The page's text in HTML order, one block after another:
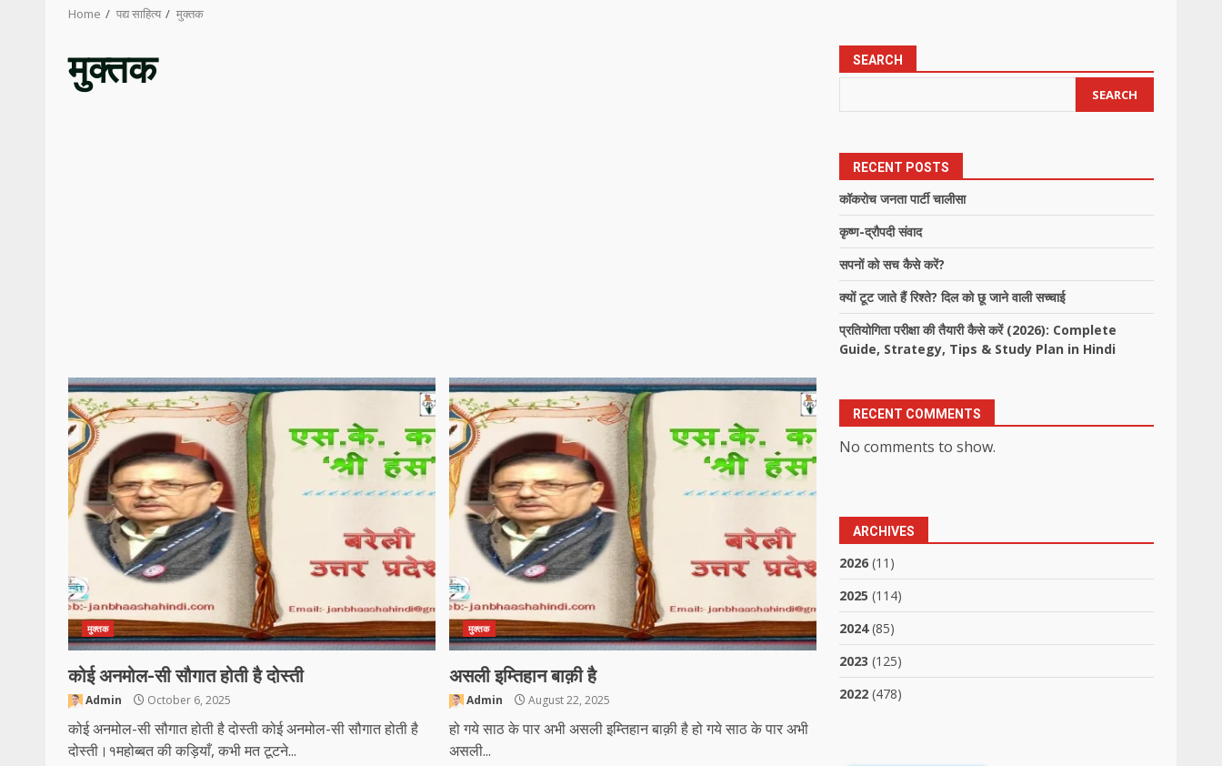
Home पद्य साहित्य मुक्तक
मुक्तक
मुक्तक
कोई अनमोल-सी सौगात होती है दोस्ती
Admin October 6, 2025
कोई अनमोल-सी सौगात होती है दोस्ती कोई अनमोल-सी सौगात होती है
दोस्ती।१महोब्बत की कड़ियाँ, कभी मत टूटने...
मुक्तक
असली इम्तिहान बाक़ी है
Admin August 22, 2025
हो गये साठ के पार अभी असली इम्तिहान बाक़ी है हो गये साठ के पार अभी
असली...
SEARCH
SEARCH
RECENT POSTS
कॉकरोच जनता पार्टी चालीसा
कृष्ण-द्रौपदी संवाद
सपनों को सच कैसे करें?
क्यों टूट जाते हैं रिश्ते? दिल को छू जाने वाली सच्चाई
प्रतियोगिता परीक्षा की तैयारी कैसे करें (2026): Complete
Guide, Strategy, Tips & Study Plan in Hindi
RECENT COMMENTS
No comments to show.
ARCHIVES
2026 (11)
2025 (114)
2024(85)
2023 (125)
2022 (478)